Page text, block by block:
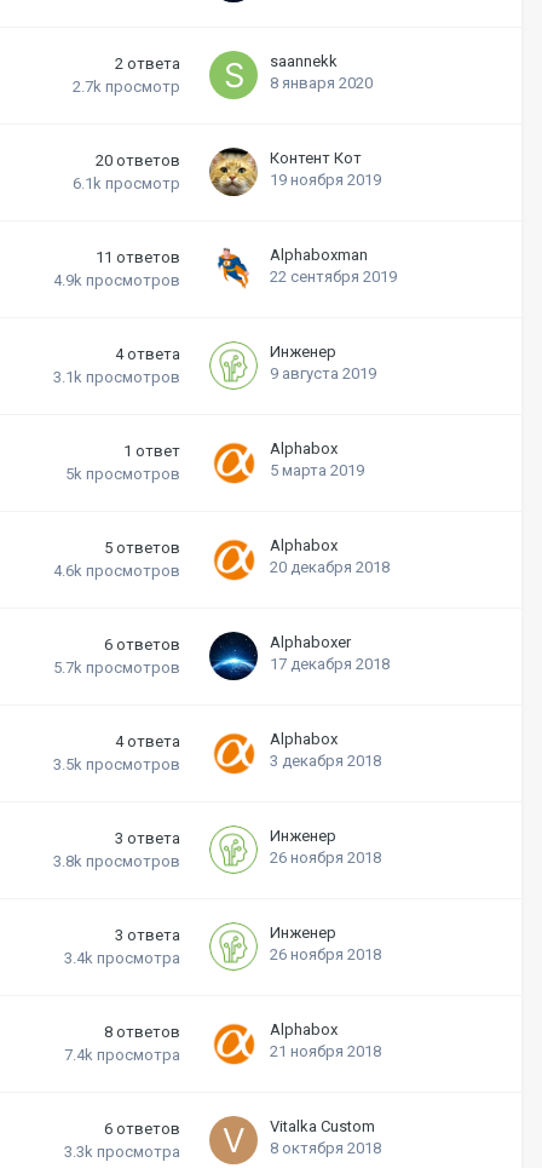
2 ответа
2.7k просмотр
saannekk
8 января 2020
20 ответов
6.1k просмотр
Контент Кот
19 ноября 2019
11 ответов
4.9k просмотров
Alphaboxman
22 сентября 2019
4 ответа
3.1k просмотров
Инженер
9 августа 2019
1 ответ
5k просмотров
Alphabox
5 марта 2019
5 ответов
4.6k просмотров
Alphabox
20 декабря 2018
6 ответов
5.7k просмотров
Alphaboxer
17 декабря 2018
4 ответа
3.5k просмотров
Alphabox
3 декабря 2018
3 ответа
3.8k просмотров
Инженер
26 ноября 2018
3 ответа
3.4k просмотра
Инженер
26 ноября 2018
8 ответов
7.4k просмотра
Alphabox
21 ноября 2018
6 ответов
3.3k просмотра
Vitalka Custom
8 октября 2018